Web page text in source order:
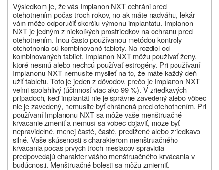
Výsledkom je, že vás Implanon NXT ochráni pred
otehotnením počas troch rokov, no ak máte nadváhu, lekár
vám môže odporučiť skoršiu výmenu implantátu. Implanon
NXT je jedným z niekoľkých prostriedkov na ochranu pred
otehotnením. Inou často používanou metódou kontroly
otehotnenia sú kombinované tablety. Na rozdiel od
kombinovaných tabliet, Implanon NXT môžu používať ženy,
ktoré nesmú alebo nechcú používať estrogény. Pri používaní
Implanonu NXT nemusíte myslieť na to, že máte každý deň
užiť tabletu. Toto je jeden z dôvodov, prečo je Implanon NXT
veľmi spoľahlivý (účinnosť viac ako 99 %). V zriedkavých
prípadoch, keď implantát nie je správne zavedený alebo vôbec
nie je zavedený, nemusíte byť chránená pred otehotnením. Pri
používaní Implanonu NXT sa môže vaše menštruačné
krvácanie zmeniť a nemusí sa vôbec objaviť, môže byť
nepravidelné, menej časté, časté, predĺžené alebo zriedkavo
silné. Vaše skúsenosti s charakterom menštruačného
krvácania počas prvých troch mesiacov spravidla
predpovedajú charakter vášho menštruačného krvácania v
budúcnosti. Menštruačné bolesti sa môžu zmierniť.